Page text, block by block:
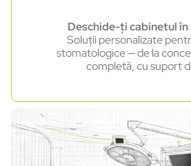
Deschide-ți cabinetul în
Soluții personalizate
stomatologice — de la
completă, cu suport